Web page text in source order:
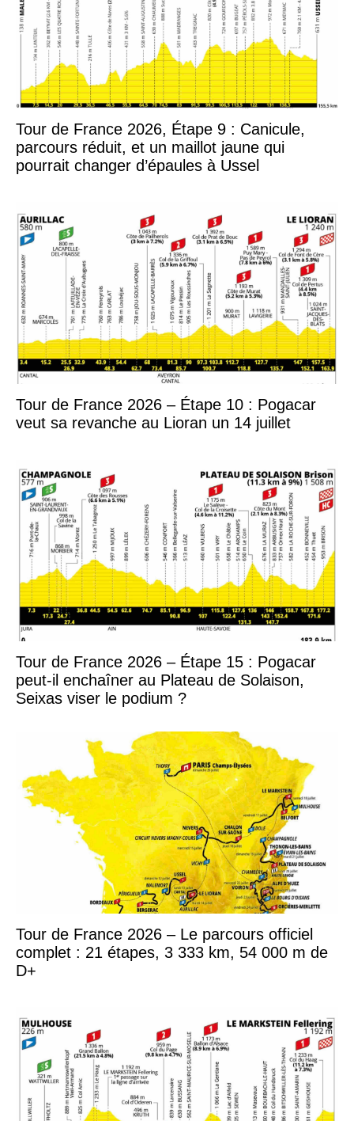
Tour de France 2026, Étape 9 : Canicule,
parcours réduit, et un maillot jaune qui
pourrait changer d’épaules à Ussel
Tour de France 2026 – Étape 10 : Pogacar
veut sa revanche au Lioran un 14 juillet
Tour de France 2026 – Étape 15 : Pogacar
peut-il enchaîner au Plateau de Solaison,
Seixas viser le podium ?
Tour de France 2026 – Le parcours officiel
complet : 21 étapes, 3 333 km, 54 000 m de
D+